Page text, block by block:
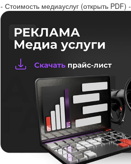
- Стоимость медиауслуг (открыть PDF) -